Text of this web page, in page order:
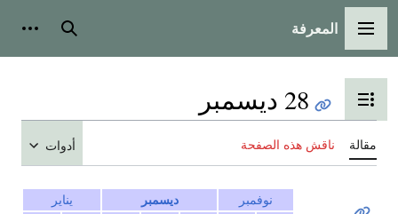
القائمة الرئيسية
المعرفة بحث
تبديل عرض جدول المحتويات
28 ديسمبر
مقالة ناقش هذه الصفحة أدوات
نوفمبر ديسمبر
يناير